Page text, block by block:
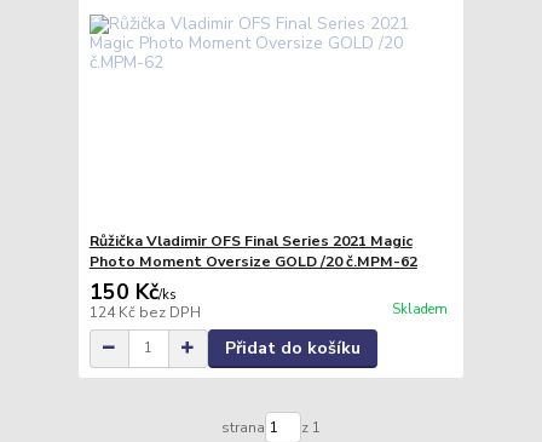
Růžička Vladimir OFS Final Series 2021 Magic
Photo Moment Oversize GOLD /20 č.MPM-62
150 Kč/ks
124 Kč bez DPH Skladem
Přidat do košíku
strana z 1